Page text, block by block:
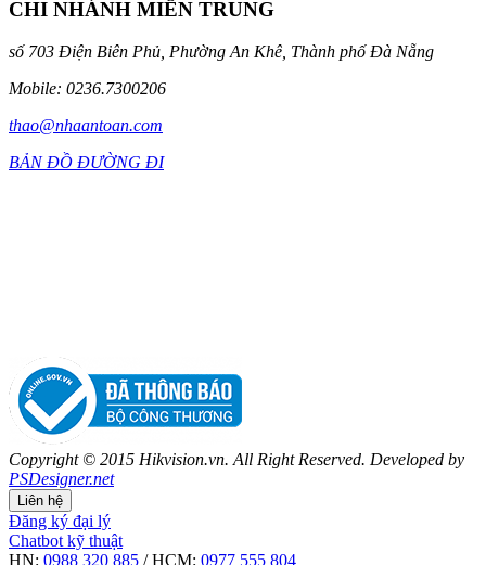
CHI NHÁNH MIỀN TRUNG
số 703 Điện Biên Phủ, Phường An Khê, Thành phố Đà Nẵng
Mobile: 0236.7300206
thao@nhaantoan.com
BẢN ĐỒ ĐƯỜNG ĐI
Copyright © 2015 Hikvision.vn. All Right Reserved. Developed by
PSDesigner.net
Liên hệ
Đăng ký đại lý
Chatbot kỹ thuật
HN: 0988 320 885 / HCM: 0977 555 804